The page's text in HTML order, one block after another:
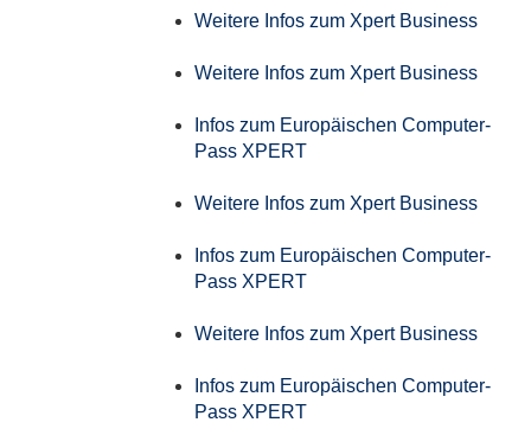
Weitere Infos zum Xpert Business
Weitere Infos zum Xpert Business
Infos zum Europäischen Computer-
Pass XPERT
Weitere Infos zum Xpert Business
Infos zum Europäischen Computer-
Pass XPERT
Weitere Infos zum Xpert Business
Infos zum Europäischen Computer-
Pass XPERT